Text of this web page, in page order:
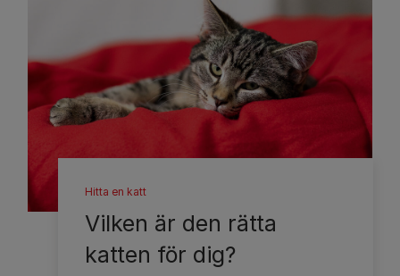
Hitta en katt
Vilken är den rätta
katten för dig?